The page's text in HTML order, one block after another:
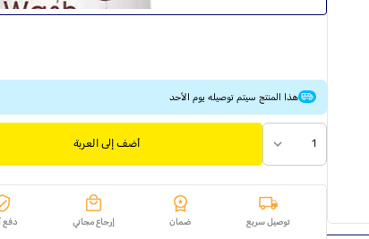
هذا المنتج سيتم توصيله يوم الأحد
1 أضف إلى العربة
توصيل سريع ضمان إرجاع مجاني دفع